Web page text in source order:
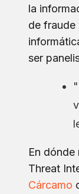
la
de fraude
ser
En
Threat
Cárcamo